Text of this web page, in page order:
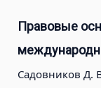
Правовые
Садовников Д.